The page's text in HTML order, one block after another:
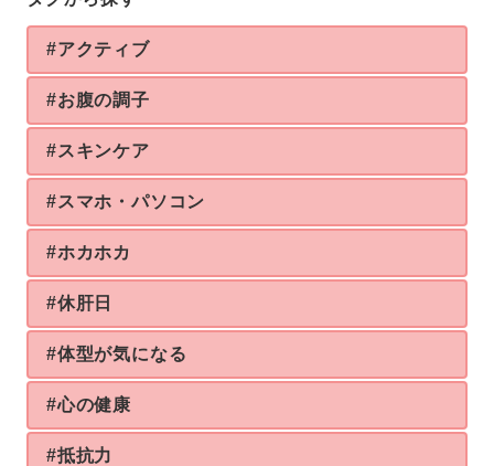
#アクティブ
#お腹の調子
#スキンケア
#スマホ・パソコン
#ホカホカ
#休肝日
#体型が気になる
#心の健康
#抵抗力